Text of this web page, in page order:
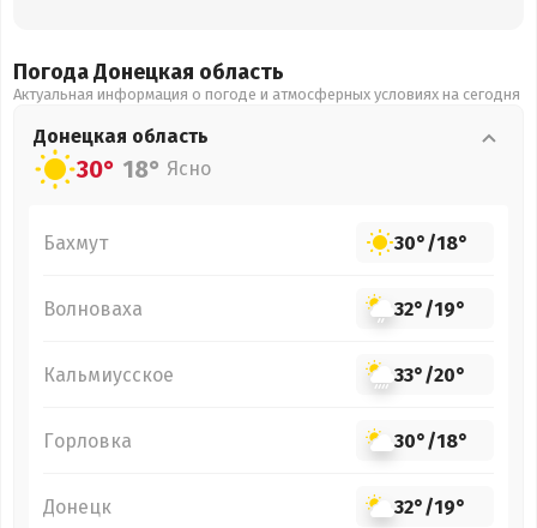
Погода Донецкая область
Актуальная информация о погоде и атмосферных условиях на сегодня
Донецкая область
30° 18° Ясно
Бахмут 30°/18°
Волноваха 32°/19°
Кальмиусское 33°/20°
Горловка 30°/18°
Донецк 32°/19°